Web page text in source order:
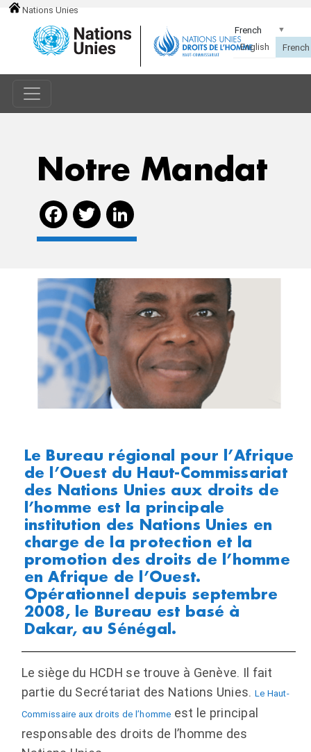
Nations Unies
Notre Mandat
Facebook
Twitter
LinkedIn
Le Bureau régional pour l’Afrique
de l’Ouest du Haut-Commissariat
des Nations Unies aux droits de
l’homme est la principale
institution des Nations Unies en
charge de la protection et la
promotion des droits de l’homme
en Afrique de l’Ouest.
Opérationnel depuis septembre
2008, le Bureau est basé à
Dakar, au Sénégal.
Le siège du HCDH se trouve à Genève. Il fait
partie du Secrétariat des Nations Unies. Le Haut-
Commissaire aux droits de l’homme est le principal
responsable des droits de l’homme des